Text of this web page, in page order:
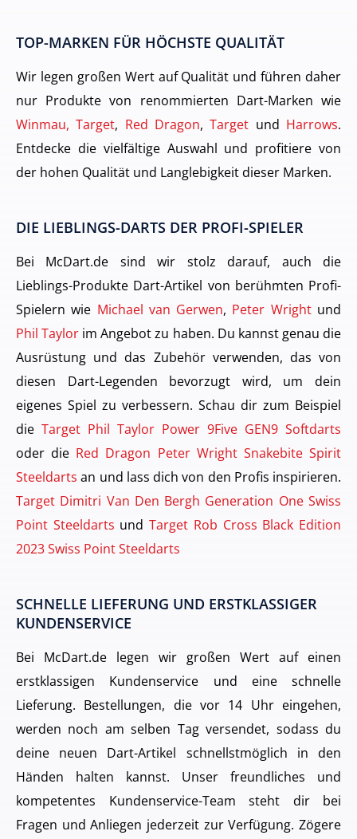
TOP-MARKEN FÜR HÖCHSTE QUALITÄT
Wir legen großen Wert auf Qualität und führen daher
nur Produkte von renommierten Dart-Marken wie
Winmau, Target, Red Dragon,Target und Harrows.
Entdecke die vielfältige Auswahl und profitiere von
der hohen Qualität und Langlebigkeit dieser Marken.
DIE LIEBLINGS-DARTS DER PROFI-SPIELER
Bei McDart.de sind wir stolz darauf, auch die
Lieblings-Produkte Dart-Artikel von berühmten Profi-
Spielern wie Michael van Gerwen, Peter Wrightund
Phil Taylor im Angebot zu haben. Du kannst genau die
Ausrüstung und das Zubehör verwenden, das von
diesen Dart-Legenden bevorzugt wird, um dein
eigenes Spiel zu verbessern. Schau dir zum Beispiel
die Target Phil Taylor Power 9Five GEN9 Softdarts
oder die Red Dragon Peter Wright Snakebite Spirit
Steeldarts an und lass dich von den Profis inspirieren.
Target Dimitri Van Den Bergh Generation One Swiss
Point Steeldarts undTarget Rob Cross Black Edition
2023 Swiss Point Steeldarts
SCHNELLE LIEFERUNG UND ERSTKLASSIGER
KUNDENSERVICE
Bei McDart.de legen wir großen Wert auf einen
erstklassigen Kundenservice und eine schnelle
Lieferung. Bestellungen, die vor 14 Uhr eingehen,
werden noch am selben Tag versendet, sodass du
deine neuen Dart-Artikel schnellstmöglich in den
Händen halten kannst. Unser freundliches und
kompetentes Kundenservice-Team steht dir bei
Fragen und Anliegen jederzeit zur Verfügung. Zögere